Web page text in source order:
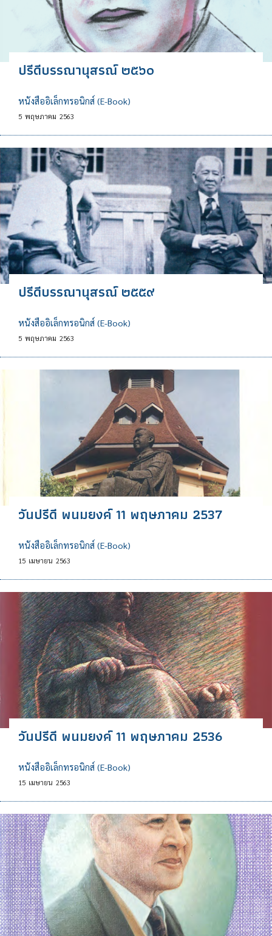
ปรีดีบรรณานุสรณ์ ๒๕๖๐
หนังสืออิเล็กทรอนิกส์ (E-Book)
5 พฤษภาคม 2563
ปรีดีบรรณานุสรณ์ ๒๕๕๙
หนังสืออิเล็กทรอนิกส์ (E-Book)
5 พฤษภาคม 2563
วันปรีดี พนมยงค์ 11 พฤษภาคม 2537
หนังสืออิเล็กทรอนิกส์ (E-Book)
15 เมษายน 2563
วันปรีดี พนมยงค์ 11 พฤษภาคม 2536
หนังสืออิเล็กทรอนิกส์ (E-Book)
15 เมษายน 2563